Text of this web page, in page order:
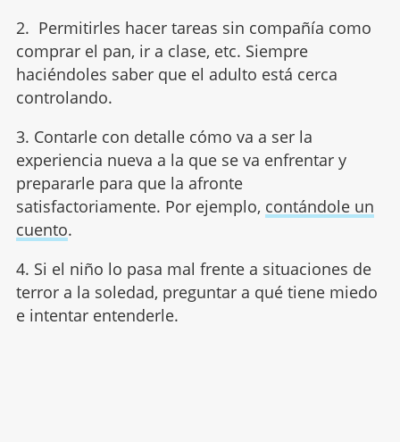
2. Permitirles hacer tareas sin compañía como
comprar el pan, ir a clase, etc. Siempre
haciéndoles saber que el adulto está cerca
controlando.
3. Contarle con detalle cómo va a ser la
experiencia nueva a la que se va enfrentar y
prepararle para que la afronte
satisfactoriamente. Por ejemplo, contándole un
cuento.
4. Si el niño lo pasa mal frente a situaciones de
terror a la soledad, preguntar a qué tiene miedo
e intentar entenderle.